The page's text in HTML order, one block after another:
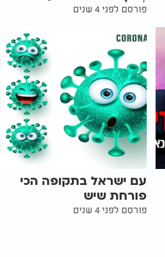
פורסם לפני 4 שנים
עם ישראל בתקופה הכי
פורחת שיש
פורסם לפני 4 שנים